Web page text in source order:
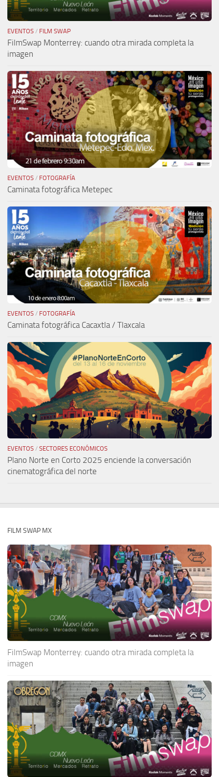
EVENTOS / FILM SWAP
FilmSwap Monterrey: cuando otra mirada completa la
imagen
EVENTOS / FOTOGRAFÍA
Caminata fotográfica Metepec
EVENTOS / FOTOGRAFÍA
Caminata fotográfica Cacaxtla / Tlaxcala
EVENTOS / SECTORES ECONÓMICOS
Plano Norte en Corto 2025 enciende la conversación
cinematográfica del norte
FILM SWAP MX
FilmSwap Monterrey: cuando otra mirada completa la
imagen